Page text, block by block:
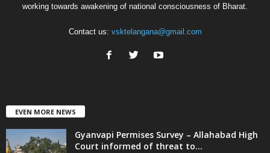
working towards awakening of national consciousness of Bharat.
Contact us: vsktelangana@gmail.com
EVEN MORE NEWS
Gyanvapi Permises Survey – Allahabad High
Court informed of threat to...